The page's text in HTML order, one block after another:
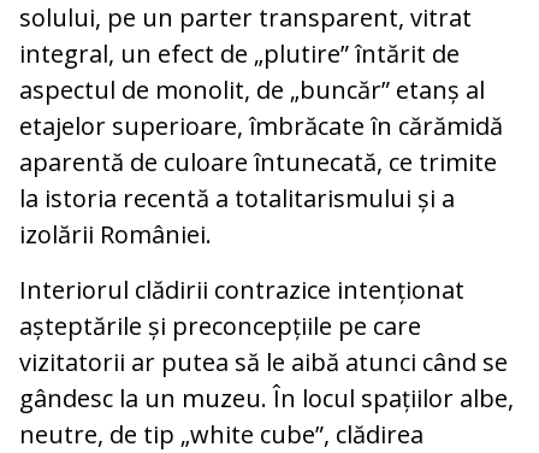
solului, pe un parter transparent, vitrat
integral, un efect de „plutire” întărit de
aspectul de monolit, de „buncăr” etanș al
etajelor superioare, îmbrăcate în cărămidă
aparentă de culoare întunecată, ce trimite
la istoria recentă a totalitarismului și a
izolării României.
Interiorul clădirii contrazice intenționat
așteptările și preconcepțiile pe care
vizitatorii ar putea să le aibă atunci când se
gândesc la un muzeu. În locul spațiilor albe,
neutre, de tip „white cube”, clădirea